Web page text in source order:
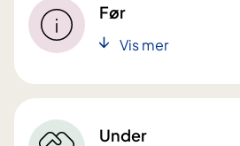
Før
Vis mer
Under